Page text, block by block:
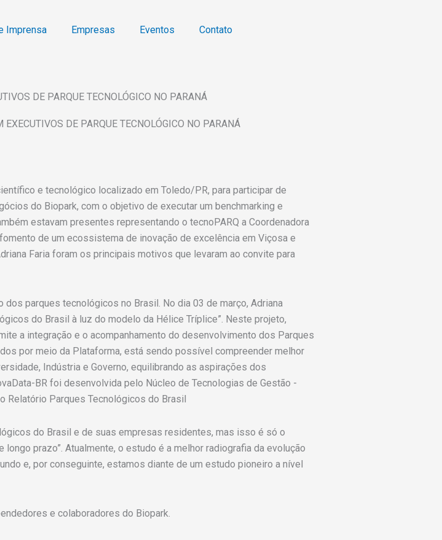
Imprensa Empresas Eventos Contato
DE PARQUE TECNOLÓGICO NO PARANÁ
DE PARQUE TECNOLÓGICO NO PARANÁ
e tecnológico localizado em Toledo/PR, para participar de
do Biopark, com o objetivo de executar um benchmarking e
estavam presentes representando o tecnoPARQ a Coordenadora
de um ecossistema de inovação de excelência em Viçosa e
Faria foram os principais motivos que levaram ao convite para
parques tecnológicos no Brasil. No dia 03 de março, Adriana
do Brasil à luz do modelo da Hélice Tríplice”. Neste projeto,
a integração e o acompanhamento do desenvolvimento dos Parques
por meio da Plataforma, está sendo possível compreender melhor
Indústria e Governo, equilibrando as aspirações dos
BR foi desenvolvida pelo Núcleo de Tecnologias de Gestão -
Relatório Parques Tecnológicos do Brasil
do Brasil e de suas empresas residentes, mas isso é só o
prazo”. Atualmente, o estudo é a melhor radiografia da evolução
e, por conseguinte, estamos diante de um estudo pioneiro a nível
e colaboradores do Biopark.